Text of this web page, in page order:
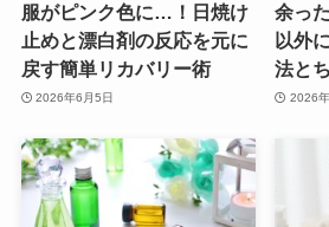
服がピンク色に…！日焼け
止めと漂白剤の反応を元に
戻す簡単リカバリー術
2026年6月5日
余っ
以外
法と
2026